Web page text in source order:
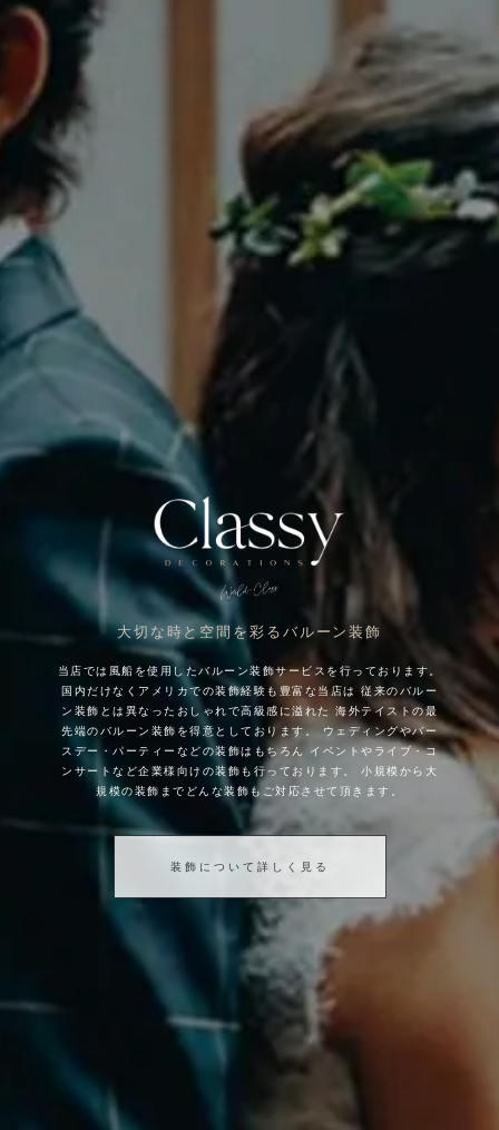
大切な時と空間を彩るバルーン装飾
当店では風船を使用したバルーン装飾サービスを行っております。
国内だけなくアメリカでの装飾経験も豊富な当店は
従来のバルー
ン装飾とは異なったおしゃれで高級感に溢れた
海外テイストの最
先端のバルーン装飾を得意としております。
ウェディングやバー
スデー・パーティーなどの装飾はもちろん
イベントやライブ・コ
ンサートなど企業様向けの装飾も行っております。
小規模から大
規模の装飾までどんな装飾もご対応させて頂きます。
装飾について詳しく見る